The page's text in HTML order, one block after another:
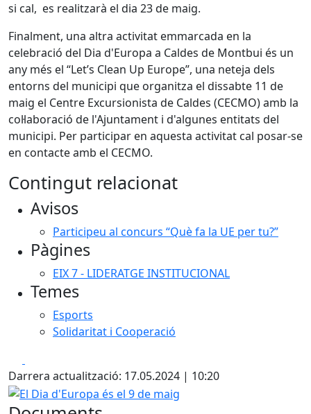
si cal, es realitzarà el dia 23 de maig.
Finalment, una altra activitat emmarcada en la
celebració del Dia d'Europa a Caldes de Montbui és un
any més el “Let’s Clean Up Europe”, una neteja dels
entorns del municipi que organitza el dissabte 11 de
maig el Centre Excursionista de Caldes (CECMO) amb la
col·laboració de l'Ajuntament i d'algunes entitats del
municipi. Per participar en aquesta activitat cal posar-se
en contacte amb el CECMO.
Contingut relacionat
Avisos
Participeu al concurs “Què fa la UE per tu?”
Pàgines
EIX 7 - LIDERATGE INSTITUCIONAL
Temes
Esports
Solidaritat i Cooperació
Darrera actualització: 17.05.2024 | 10:20
El Dia d'Europa és el 9 de maig